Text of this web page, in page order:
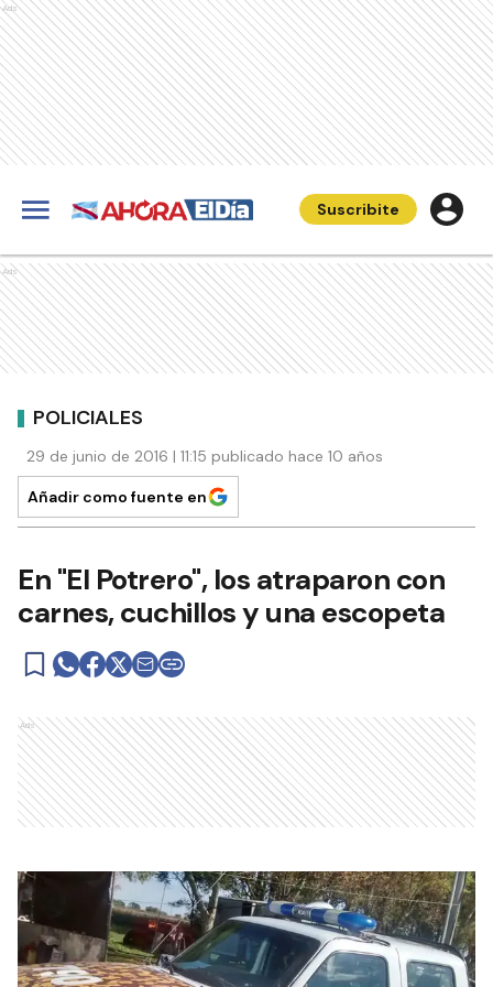
Ads
Suscribite
Ads
POLICIALES
29 de junio de 2016 | 11:15 publicado hace 10 años
Añadir como fuente en
En "El Potrero", los atraparon con
carnes, cuchillos y una escopeta
Ads